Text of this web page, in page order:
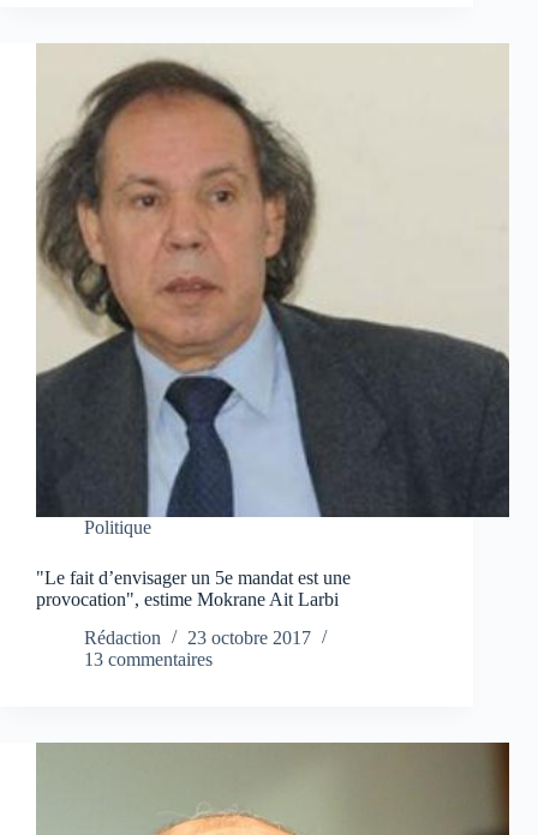
Politique
"Le fait d’envisager un 5e mandat est une
provocation", estime Mokrane Ait Larbi
Rédaction
23 octobre 2017
13 commentaires